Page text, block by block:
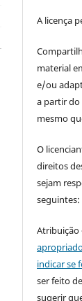
A licença
material
e/ou
a partir
mesmo
O
direitos
sejam
seguintes:
Atribuição
indicar se
ser feito
sugerir